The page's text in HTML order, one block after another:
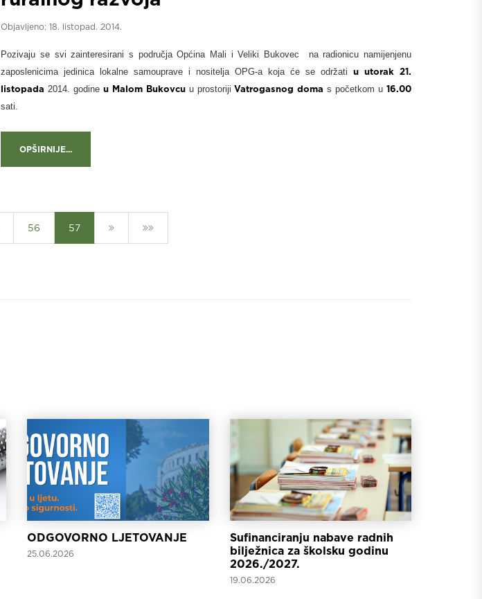
Objavljeno: 18. listopad. 2014.
Pozivaju se svi zainteresirani s područja Općina Mali i Veliki Bukovec naradionicu namijenjenu
zaposlenicima jedinica lokalne samouprave i nositelja OPG-a koja će se održatiu utorak 21.
listopada 2014. godine u Malom Bukovcuu prostorijiVatrogasnog doma s početkom u 16.00
sati.
OPŠIRNIJE...
56 57
ODGOVORNO LJETOVANJE
25.06.2026
Sufinanciranju nabave radnih
bilježnica za školsku godinu
2026./2027.
19.06.2026